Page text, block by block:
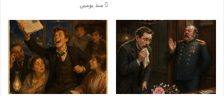
منذ يومين